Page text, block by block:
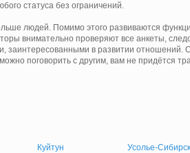
статуса без ограничений.
людей. Помимо этого развиваются
внимательно проверяют все анкеты,
заинтересованными в развитии отношений.
поговорить с другим, вам не придётся
Куйтун
Усолье-